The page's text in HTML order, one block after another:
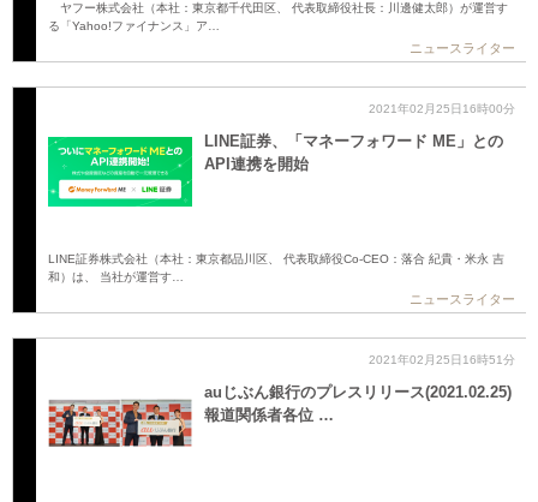
ヤフー株式会社（本社：東京都千代田区、 代表取締役社長：川邊健太郎）が運営す
る「Yahoo!ファイナンス」ア…
ニュースライター
2021年02月25日16時00分
LINE証券、「マネーフォワード ME」との
API連携を開始
LINE証券株式会社（本社：東京都品川区、 代表取締役Co-CEO：落合 紀貴・米永 吉
和）は、 当社が運営す…
ニュースライター
2021年02月25日16時51分
auじぶん銀行のプレスリリース(2021.02.25)
報道関係者各位 …